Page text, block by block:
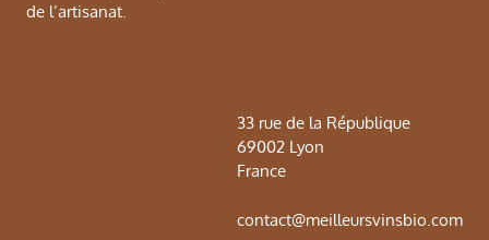
de l’artisanat.
33 rue de la République
69002 Lyon
France
contact@meilleursvinsbio.com